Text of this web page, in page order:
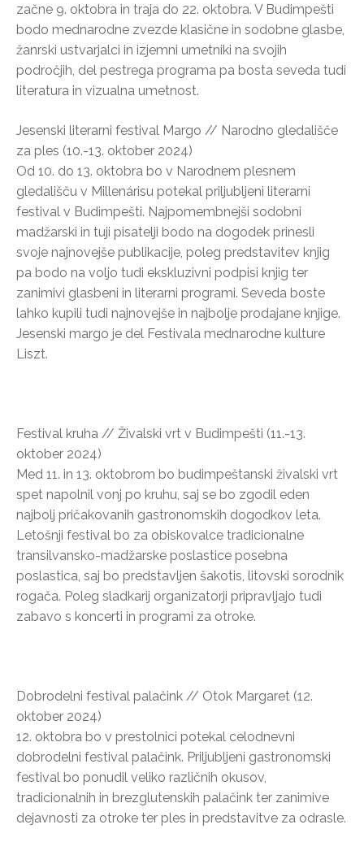
začne 9. oktobra in traja do 22. oktobra. V Budimpešti
bodo mednarodne zvezde klasične in sodobne glasbe,
žanrski ustvarjalci in izjemni umetniki na svojih
področjih, del pestrega programa pa bosta seveda tudi
literatura in vizualna umetnost.
Jesenski literarni festival Margo // Narodno gledališče
za ples (10.-13. oktober 2024)
Od 10. do 13. oktobra bo v Narodnem plesnem
gledališču v Millenárisu potekal priljubljeni literarni
festival v Budimpešti. Najpomembnejši sodobni
madžarski in tuji pisatelji bodo na dogodek prinesli
svoje najnovejše publikacije, poleg predstavitev knjig
pa bodo na voljo tudi ekskluzivni podpisi knjig ter
zanimivi glasbeni in literarni programi. Seveda boste
lahko kupili tudi najnovejše in najbolje prodajane knjige.
Jesenski margo je del Festivala mednarodne kulture
Liszt.
Festival kruha // Živalski vrt v Budimpešti (11.-13.
oktober 2024)
Med 11. in 13. oktobrom bo budimpeštanski živalski vrt
spet napolnil vonj po kruhu, saj se bo zgodil eden
najbolj pričakovanih gastronomskih dogodkov leta.
Letošnji festival bo za obiskovalce tradicionalne
transilvansko-madžarske poslastice posebna
poslastica, saj bo predstavljen šakotis, litovski sorodnik
rogača. Poleg sladkarij organizatorji pripravljajo tudi
zabavo s koncerti in programi za otroke.
Dobrodelni festival palačink // Otok Margaret (12.
oktober 2024)
12. oktobra bo v prestolnici potekal celodnevni
dobrodelni festival palačink. Priljubljeni gastronomski
festival bo ponudil veliko različnih okusov,
tradicionalnih in brezglutenskih palačink ter zanimive
dejavnosti za otroke ter ples in predstavitve za odrasle.